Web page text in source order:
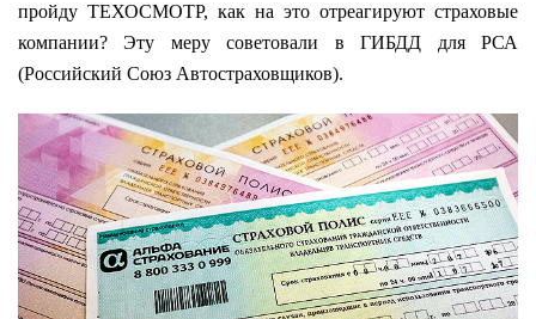
пройду ТЕХОСМОТР, как на это отреагируют страховые
компании? Эту меру советовали в ГИБДД для РСА
(Российский Союз Автостраховщиков).